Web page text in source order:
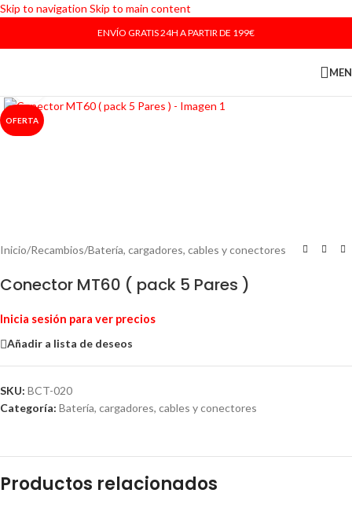
Skip to navigation Skip to main content
ENVÍO GRATIS 24H A PARTIR DE 199€
OFERTA
Inicio/Recambios/Batería, cargadores, cables y conectores
Conector MT60 ( pack 5 Pares )
Inicia sesión para ver precios
Añadir a lista de deseos
SKU: BCT-020
Categoría: Batería, cargadores, cables y conectores
Productos relacionados